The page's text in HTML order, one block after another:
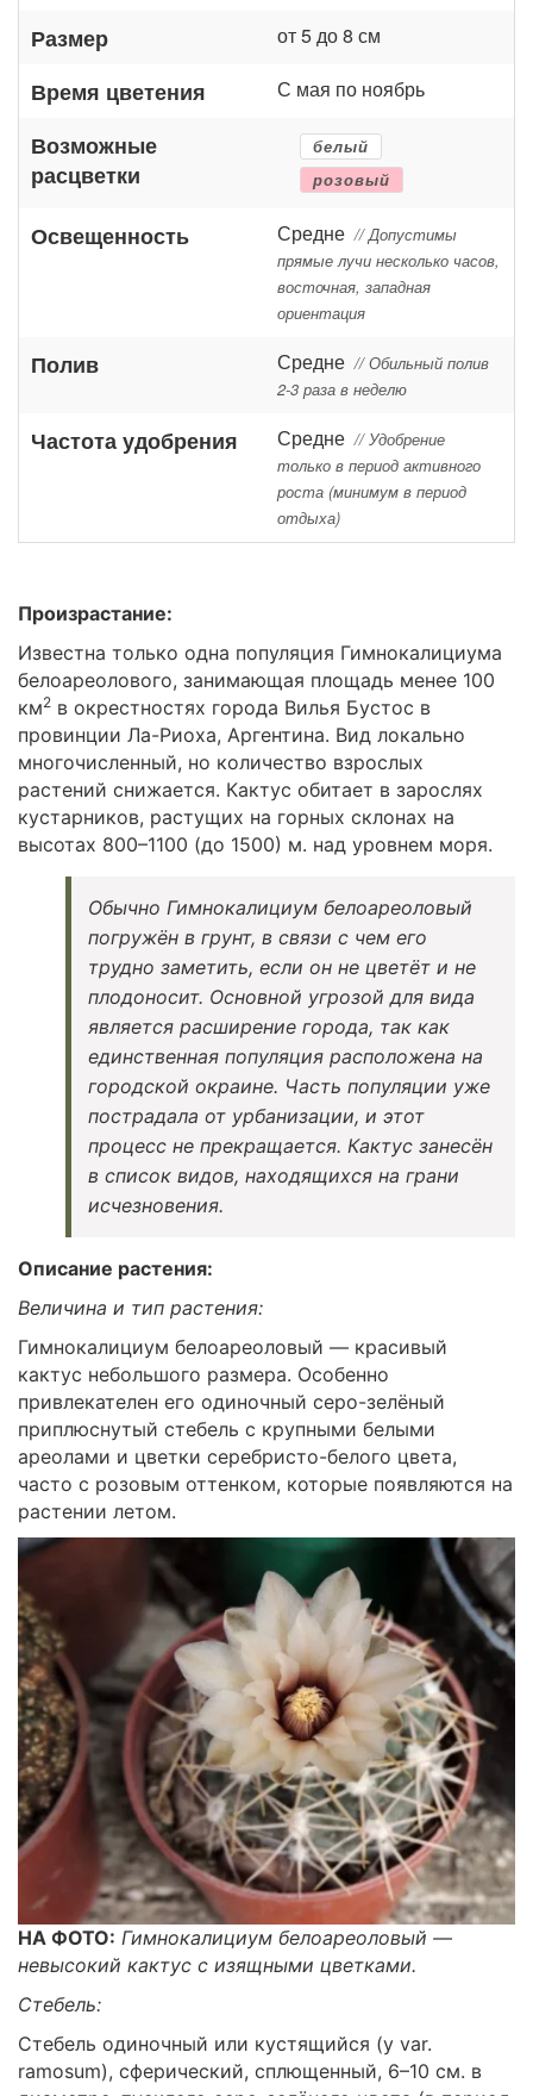
Размер от 5 до 8 см
Время цветения С мая по ноябрь
Возможные
расцветки
белый
розовый
Освещенность Средне // Допустимы
прямые лучи несколько часов,
восточная, западная
ориентация
Полив Средне // Обильный полив
2-3 раза в неделю
Частота удобрения Средне // Удобрение
только в период активного
роста (минимум в период
отдыха)
Произрастание:
Известна только одна популяция Гимнокалициума
белоареолового, занимающая площадь менее 100
км2 в окрестностях города Вилья Бустос в
провинции Ла-Риоха, Аргентина. Вид локально
многочисленный, но количество взрослых
растений снижается. Кактус обитает в зарослях
кустарников, растущих на горных склонах на
высотах 800–1100 (до 1500) м. над уровнем моря.
Обычно Гимнокалициум белоареоловый
погружён в грунт, в связи с чем его
трудно заметить, если он не цветёт и не
плодоносит. Основной угрозой для вида
является расширение города, так как
единственная популяция расположена на
городской окраине. Часть популяции уже
пострадала от урбанизации, и этот
процесс не прекращается. Кактус занесён
в список видов, находящихся на грани
исчезновения.
Описание растения:
Величина и тип растения:
Гимнокалициум белоареоловый — красивый
кактус небольшого размера. Особенно
привлекателен его одиночный серо-зелёный
приплюснутый стебель с крупными белыми
ареолами и цветки серебристо-белого цвета,
часто с розовым оттенком, которые появляются на
растении летом.
НА ФОТО: Гимнокалициум белоареоловый —
невысокий кактус с изящными цветками.
Стебель:
Стебель одиночный или кустящийся (у var.
ramosum), сферический, сплющенный, 6–10 см. в